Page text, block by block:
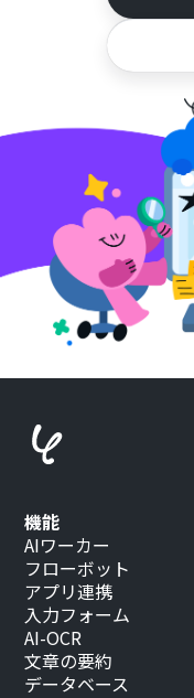
機能
AIワーカー
フローボット
アプリ連携
入力フォーム
AI-OCR
文章の要約
データベース